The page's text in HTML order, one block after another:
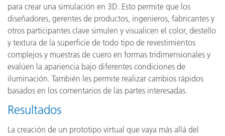
para crear una simulación en 3D. Esto permite que los
diseñadores, gerentes de productos, ingenieros, fabricantes y
otros participantes clave simulen y visualicen el color, destello
y textura de la superficie de todo tipo de revestimientos
complejos y muestras de cuero en formas tridimensionales y
evalúen la apariencia bajo diferentes condiciones de
iluminación. También les permite realizar cambios rápidos
basados en los comentarios de las partes interesadas.
Resultados
La creación de un prototipo virtual que vaya más allá del